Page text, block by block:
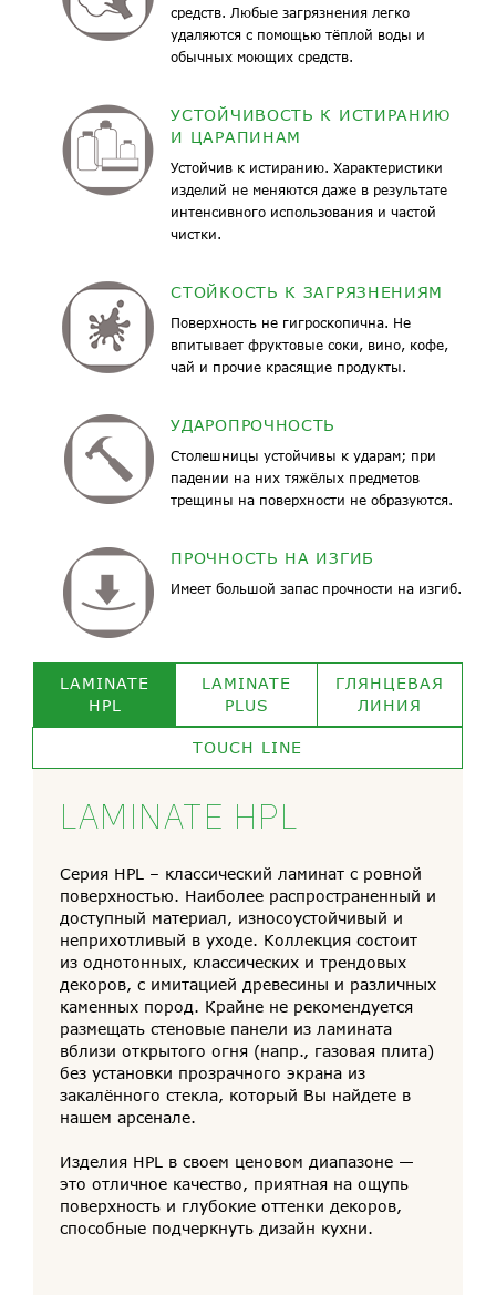
средств. Любые загрязнения легко
удаляются с помощью тёплой воды и
обычных моющих средств.
УСТОЙЧИВОСТЬ К ИСТИРАНИЮ
И ЦАРАПИНАМ
Устойчив к истиранию. Характеристики
изделий не меняются даже в результате
интенсивного использования и частой
чистки.
СТОЙКОСТЬ К ЗАГРЯЗНЕНИЯМ
Поверхность не гигроскопична. Не
впитывает фруктовые соки, вино, кофе,
чай и прочие красящие продукты.
УДАРОПРОЧНОСТЬ
Столешницы устойчивы к ударам; при
падении на них тяжёлых предметов
трещины на поверхности не образуются.
ПРОЧНОСТЬ НА ИЗГИБ
Имеет большой запас прочности на изгиб.
LAMINATE
HPL
LAMINATE
PLUS
ГЛЯНЦЕВАЯ
ЛИНИЯ
TOUCH LINE
LAMINATE HPL
Серия HPL – классический ламинат c ровной
поверхностью. Наиболее распространенный и
доступный материал, износоустойчивый и
неприхотливый в уходе. Коллекция состоит
из однотонных, классических и трендовых
декоров, с имитацией древесины и различных
каменных пород. Крайне не рекомендуется
размещать стеновые панели из ламината
вблизи открытого огня (напр., газовая плита)
без установки прозрачного экрана из
закалённого стекла, который Вы найдете в
нашем арсенале.
Изделия HPL в своем ценовом диапазоне —
это отличное качество, приятная на ощупь
поверхность и глубокие оттенки декоров,
способные подчеркнуть дизайн кухни.